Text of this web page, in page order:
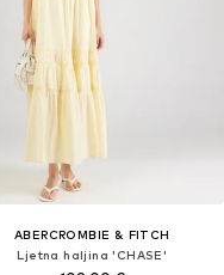
ABERCROMBIE & FITCH
Ljetna haljina 'CHASE'